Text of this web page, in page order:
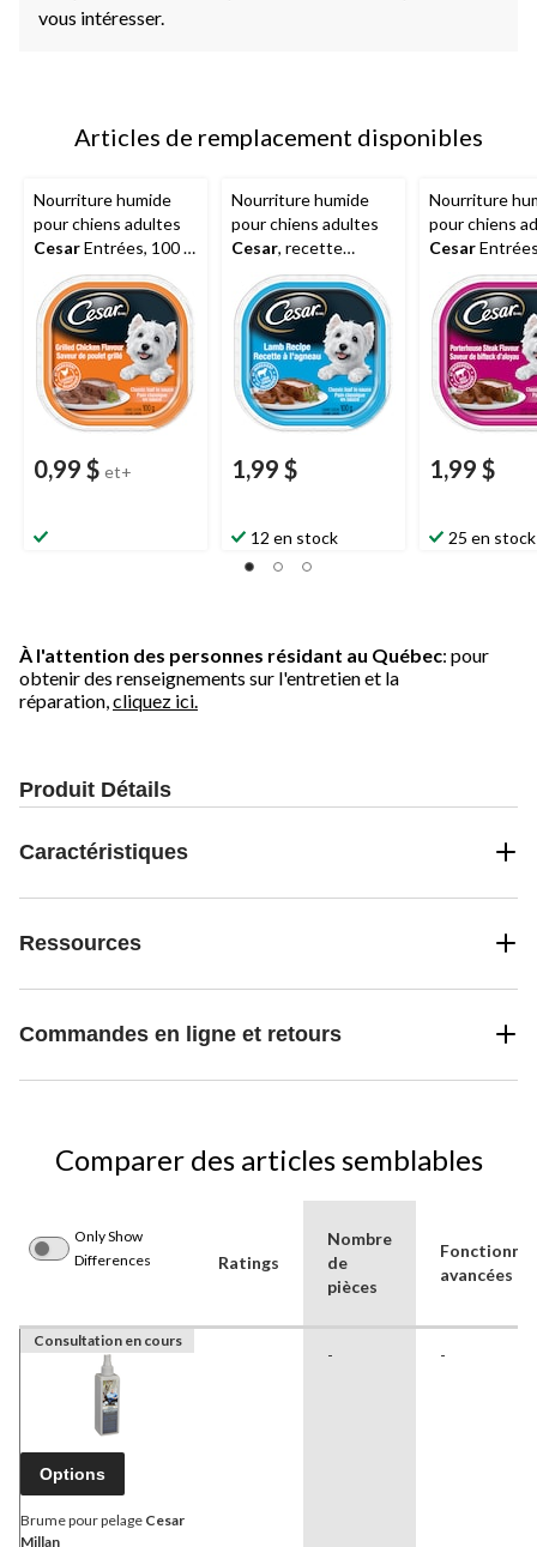
vous intéresser.
Articles de remplacement disponibles
Nourriture humide
pour chiens adultes
CesarEntrées, 100 g,
saveurs variées
0,99 $ et+
Nourriture humide
pour chiens adultes
Cesar, recette
d'agneau, 100 g
1,99 $
12 en stock
Nourriture
pour chiens
Cesar
Porterhouse,
100 g
1,99 $
25 en stock
À l'attention des personnes résidant au Québec: pour
obtenir des renseignements sur l'entretien et la
réparation, cliquez ici.
Produit Détails
Caractéristiques
Ressources
Commandes en ligne et retours
Comparer des articles semblables
Only Show
Differences
Ratings
Nombre
de
pièces
avancées
Consultation en cours
Options
Brume pour pelage Cesar
Millan
- -